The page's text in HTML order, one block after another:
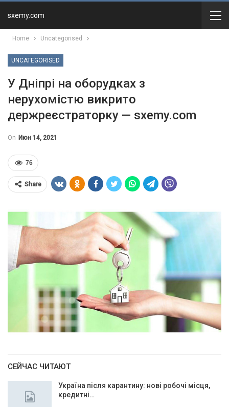
sxemy.com
Home Uncategorised
UNCATEGORISED
У Дніпрі на оборудках з
нерухомістю викрито
держреєстраторку — sxemy.com
On Июн 14, 2021
76
Share
СЕЙЧАС ЧИТАЮТ
Україна після карантину: нові робочі місця,
кредитні…